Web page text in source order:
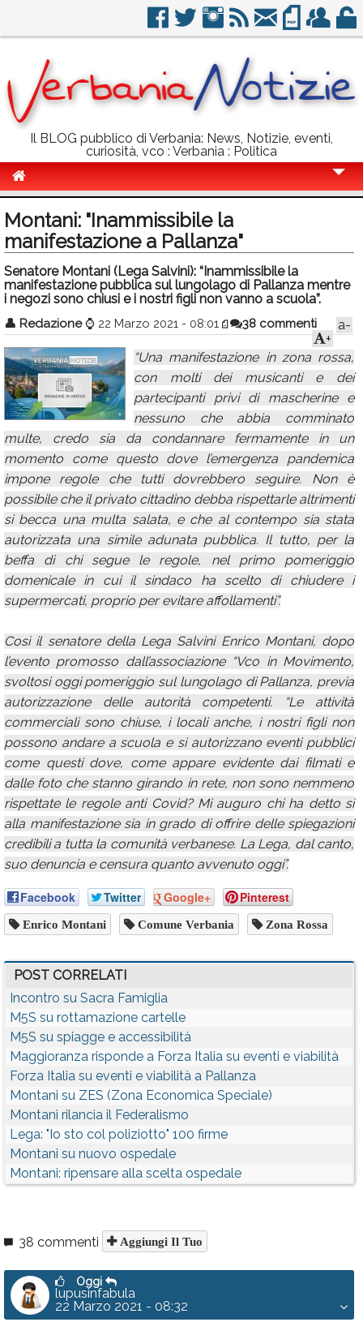
Il BLOG pubblico di Verbania: News, Notizie, eventi,
curiosità, vco : Verbania : Politica
Politica
Sport
Eventi
Info Utili
Rubriche
Calendario
Annunci
Montani: "Inammissibile la
manifestazione a Pallanza"
Senatore Montani (Lega Salvini): “Inammissibile la
manifestazione pubblica sul lungolago di Pallanza mentre
i negozi sono chiusi e i nostri figli non vanno a scuola”.
👤 Redazione ⌚ 22 Marzo 2021 - 08:01 38 commenti
a-
+
“Una manifestazione in zona rossa,
con molti dei musicanti e dei
partecipanti privi di mascherine e
nessuno che abbia comminato
multe, credo sia da condannare fermamente in un
momento come questo dove l’emergenza pandemica
impone regole che tutti dovrebbero seguire. Non è
possibile che il privato cittadino debba rispettarle altrimenti
si becca una multa salata, e che al contempo sia stata
autorizzata una simile adunata pubblica. Il tutto, per la
beffa di chi segue le regole, nel primo pomeriggio
domenicale in cui il sindaco ha scelto di chiudere i
supermercati, proprio per evitare affollamenti”.
Così il senatore della Lega Salvini Enrico Montani, dopo
l’evento promosso dall’associazione “Vco in Movimento,
svoltosi oggi pomeriggio sul lungolago di Pallanza, previa
autorizzazione delle autorità competenti. “Le attività
commerciali sono chiuse, i locali anche, i nostri figli non
possono andare a scuola e si autorizzano eventi pubblici
come questi dove, come appare evidente dai filmati e
dalle foto che stanno girando in rete, non sono nemmeno
rispettate le regole anti Covid? Mi auguro chi ha detto sì
alla manifestazione sia in grado di offrire delle spiegazioni
credibili a tutta la comunità verbanese. La Lega, dal canto,
suo denuncia e censura quanto avvenuto oggi”.
Facebook Twitter Google+ Pinterest
Enrico Montani Comune Verbania Zona Rossa
POST CORRELATI
Incontro su Sacra Famiglia
M5S su rottamazione cartelle
M5S su spiagge e accessibilità
Maggioranza risponde a Forza Italia su eventi e viabilità
Forza Italia su eventi e viabilità a Pallanza
Montani su ZES (Zona Economica Speciale)
Montani rilancia il Federalismo
Lega: "Io sto col poliziotto" 100 firme
Montani su nuovo ospedale
Montani: ripensare alla scelta ospedale
38 commenti Aggiungi Il Tuo
Oggi
lupusinfabula
22 Marzo 2021 - 08:32